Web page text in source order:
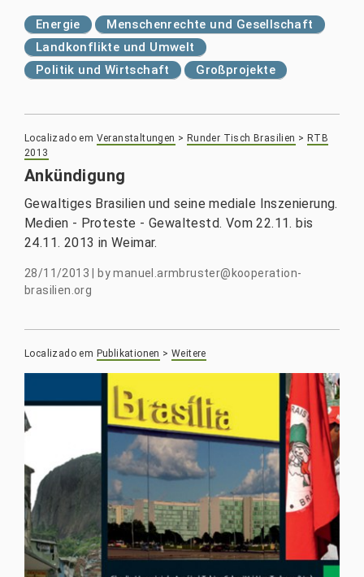
Energie
Menschenrechte und Gesellschaft
Landkonflikte und Umwelt
Politik und Wirtschaft
Großprojekte
Localizado em Veranstaltungen > Runder Tisch Brasilien > RTB
2013
Ankündigung
Gewaltiges Brasilien und seine mediale Inszenierung.
Medien - Proteste - Gewaltestd. Vom 22.11. bis
24.11. 2013 in Weimar.
28/11/2013 bymanuel.armbruster@kooperation-
brasilien.org
Localizado em Publikationen >Weitere